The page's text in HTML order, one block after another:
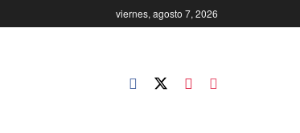
viernes, agosto 7, 2026